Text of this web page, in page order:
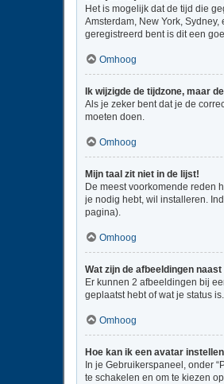
Het is mogelijk dat de tijd die
Amsterdam, New York,
geregistreerd bent is dit een
Omhoog
Ik wijzigde de tijdzone, maar
Als je zeker bent dat je de
moeten doen.
Omhoog
Mijn taal zit niet in de lijst!
De meest voorkomende reden
je nodig hebt, wil installeren.
pagina).
Omhoog
Wat zijn de afbeeldingen
Er kunnen 2 afbeeldingen bij
geplaatst hebt of wat je status
Omhoog
Hoe kan ik een avatar
In je Gebruikerspaneel, onder
te schakelen en om te kiezen